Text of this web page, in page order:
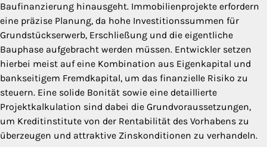
Baufinanzierung hinausgeht. Immobilienprojekte erfordern
eine präzise Planung, da hohe Investitionssummen für
Grundstückserwerb, Erschließung und die eigentliche
Bauphase aufgebracht werden müssen. Entwickler setzen
hierbei meist auf eine Kombination aus Eigenkapital und
bankseitigem Fremdkapital, um das finanzielle Risiko zu
steuern. Eine solide Bonität sowie eine detaillierte
Projektkalkulation sind dabei die Grundvoraussetzungen,
um Kreditinstitute von der Rentabilität des Vorhabens zu
überzeugen und attraktive Zinskonditionen zu verhandeln.